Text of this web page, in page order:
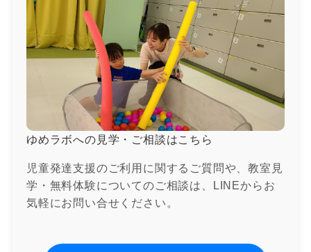
ゆめラボへの見学・ご相談はこちら
児童発達支援のご利用に関するご質問や、教室見
学・無料体験についてのご相談は、LINEからお
気軽にお問い合せください。